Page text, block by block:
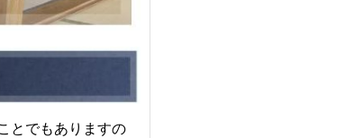
とでもありますの